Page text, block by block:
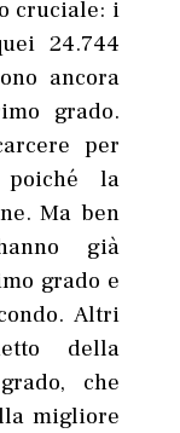
cruciale: i
24.744
ancora
grado.
per
poiché la
Ma ben
già
grado e
Altri
della
che
migliore